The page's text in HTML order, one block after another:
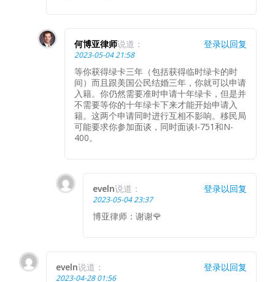
何博亚律师说道：
2023-05-04 21:58
等你获得绿卡三年（包括获得临时绿卡的时
间）而且跟美国公民结婚三年，你就可以申请
入籍。你仍然需要准时申请十年绿卡，但是并
不需要等你的十年绿卡下来才能开始申请入
籍。这两个申请同时进行互相不影响。移民局
可能要求你参加面谈，同时面谈I-751和N-
400。
登录以回复
eveln说道：
2023-05-04 23:37
博亚律师：谢谢🌹
登录以回复
eveln说道：
2023-04-28 01:56
登录以回复